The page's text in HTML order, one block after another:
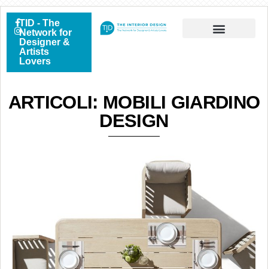
TID - The
Network for
Designer &
Artists
Lovers
ARTICOLI: MOBILI GIARDINO
DESIGN